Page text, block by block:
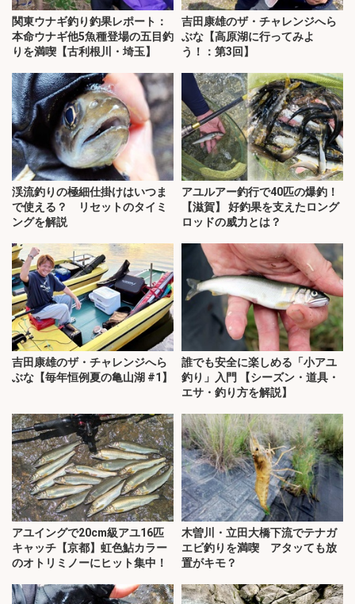
関東ウナギ釣り釣果レポート：
本命ウナギ他5魚種登場の五目釣
りを満喫【古利根川・埼玉】
吉田康雄のザ・チャレンジへら
ぶな【高原湖に行ってみよ
う！：第3回】
渓流釣りの極細仕掛けはいつま
で使える？ リセットのタイミ
ングを解説
アユルアー釣行で40匹の爆釣！
【滋賀】 好釣果を支えたロング
ロッドの威力とは？
吉田康雄のザ・チャレンジへら
ぶな【毎年恒例夏の亀山湖 #1】
誰でも安全に楽しめる「小アユ
釣り」入門 【シーズン・道具・
エサ・釣り方を解説】
アユイングで20cm級アユ16匹
キャッチ【京都】虹色鮎カラー
のオトリミノーにヒット集中！
木曽川・立田大橋下流でテナガ
エビ釣りを満喫 アタッても放
置がキモ？